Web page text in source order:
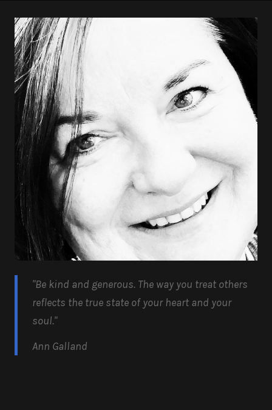
"Be kind and generous. The way you treat others
reflects the true state of your heart and your
soul."
Ann Galland